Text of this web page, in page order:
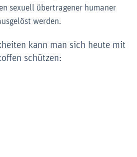
sexuell übertragener humaner
werden.
kann man sich heute mit
schützen: